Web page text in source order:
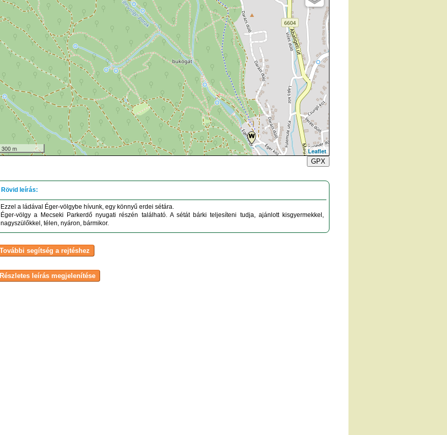
300 m
Leaflet
GPX
Ezzel a ládával Éger-völgybe hívunk, egy könnyű erdei sétára.
Éger-völgy a Mecseki Parkerdő nyugati részén található. A sétát bárki teljesíteni tudja, ajánlott kisgyermekkel,
nagyszülőkkel, télen, nyáron, bármikor.